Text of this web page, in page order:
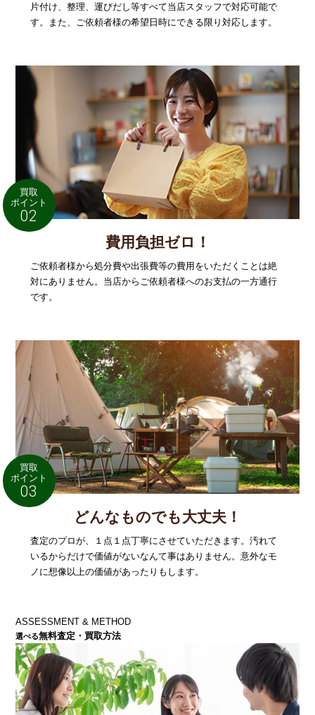
片付け、整理、運びだし等すべて当店スタッフで対応可能で
す。また、ご依頼者様の希望日時にできる限り対応します。
買取
ポイント
02
費用負担ゼロ！
ご依頼者様から処分費や出張費等の費用をいただくことは絶
対にありません。当店からご依頼者様へのお支払の一方通行
です。
買取
ポイント
03
どんなものでも大丈夫！
査定のプロが、１点１点丁寧にさせていただきます。汚れて
いるからだけで価値がないなんて事はありません。意外なモ
ノに想像以上の価値があったりもします。
ASSESSMENT & M ETHOD
選べる無料査定・買取方法